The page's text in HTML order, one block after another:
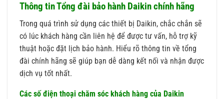
Thông tin Tổng đài bảo hành Daikin chính hãng
Trong quá trình sử dụng các thiết bị Daikin, chắc chắn sẽ
có lúc khách hàng cần liên hệ để được tư vấn, hỗ trợ kỹ
thuật hoặc đặt lịch bảo hành. Hiểu rõ thông tin về tổng
đài chính hãng sẽ giúp bạn dễ dàng kết nối và nhận được
dịch vụ tốt nhất.
Các số điện thoại chăm sóc khách hàng của Daikin